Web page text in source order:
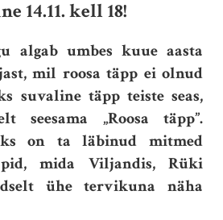
14.11. kell 18!
algab umbes kuue aasta
mil roosa täpp ei olnud
suvaline täpp teiste seas,
seesama „Roosa täpp”.
on ta läbinud mitmed
mida Viljandis, Rüki
selt ühe tervikuna näha